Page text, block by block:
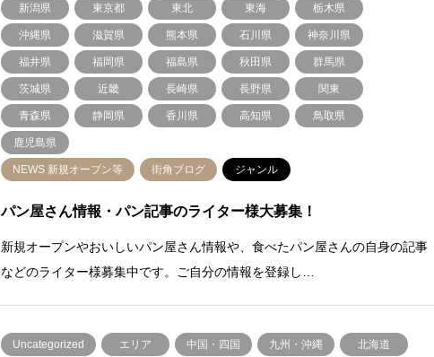
新潟県 東京都 東北 東海 栃木県
沖縄県 滋賀県 熊本県 石川県 神奈川県
福井県 福岡県 福島県 秋田県 群馬県
茨城県 近畿 長崎県 長野県 関東
青森県 静岡県 香川県 高知県 鳥取県
鹿児島県
NEWS 新規オープン等 街角ブログ ジャンル
パン屋さん情報・パン記事のライター様大募集！
新規オープンやおいしいパン屋さん情報や、食べたパン屋さんの自身の記事
などのライター様募集中です。ご自分の情報を登録し…
Uncategorized エリア 中国・四国 九州・沖縄 北海道